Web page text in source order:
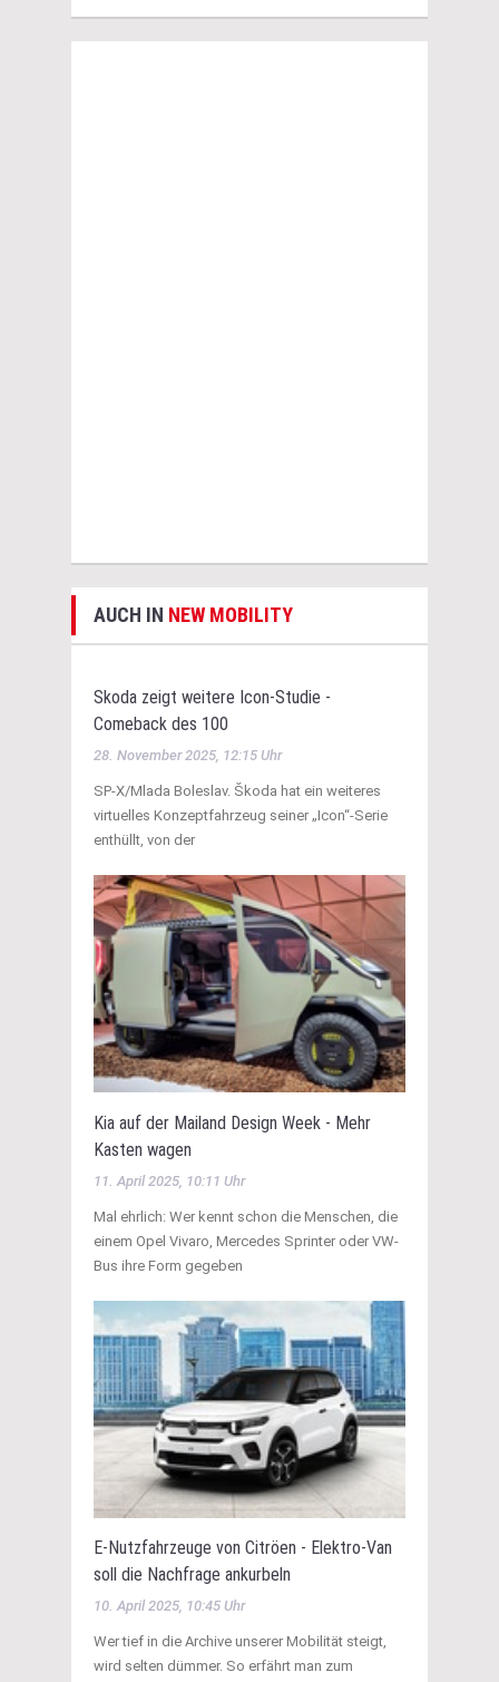
AUCH IN NEW MOBILITY
Skoda zeigt weitere Icon-Studie -
Comeback des 100
28. November 2025, 12:15 Uhr
SP-X/Mlada Boleslav. Škoda hat ein weiteres
virtuelles Konzeptfahrzeug seiner „Icon“-Serie
enthüllt, von der
Kia auf der Mailand Design Week - Mehr
Kasten wagen
11. April 2025, 10:11 Uhr
Mal ehrlich: Wer kennt schon die Menschen, die
einem Opel Vivaro, Mercedes Sprinter oder VW-
Bus ihre Form gegeben
E-Nutzfahrzeuge von Citröen - Elektro-Van
soll die Nachfrage ankurbeln
10. April 2025, 10:45 Uhr
Wer tief in die Archive unserer Mobilität steigt,
wird selten dümmer. So erfährt man zum